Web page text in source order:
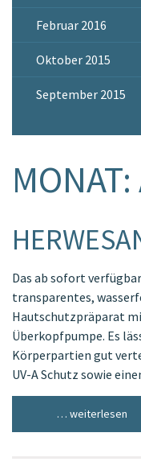
Februar 2016
Oktober 2015
September 2015
MONAT:
Das ab sofort
transparentes,
Hautschutzpräparat
Überkopfpumpe. Es
Körperpartien gut
UV-A Schutz sowie
… weiterlesen